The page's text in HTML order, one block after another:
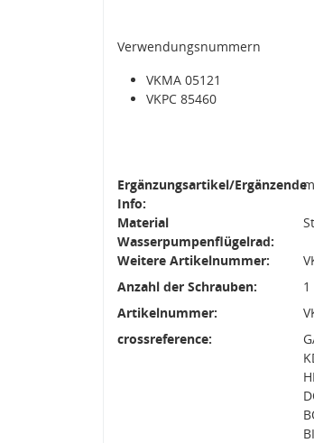
Verwendungsnummern
VKMA 05121
VKPC 85460
Ergänzungsartikel/Ergänzende
Info:
Material
Wasserpumpenflügelrad:
Weitere Artikelnummer:
Anzahl der Schrauben:
1
Artikelnummer:
crossreference: